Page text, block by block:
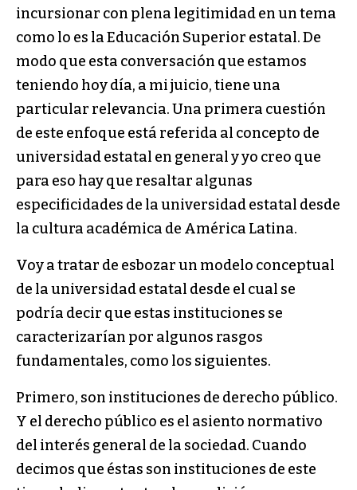
incursionar con plena legitimidad en un tema
como lo es la Educación Superior estatal. De
modo que esta conversación que estamos
teniendo hoy día, a mi juicio, tiene una
particular relevancia. Una primera cuestión
de este enfoque está referida al concepto de
universidad estatal en general y yo creo que
para eso hay que resaltar algunas
especificidades de la universidad estatal desde
la cultura académica de América Latina.
Voy a tratar de esbozar un modelo conceptual
de la universidad estatal desde el cual se
podría decir que estas instituciones se
caracterizarían por algunos rasgos
fundamentales, como los siguientes.
Primero, son instituciones de derecho público.
Y el derecho público es el asiento normativo
del interés general de la sociedad. Cuando
decimos que éstas son instituciones de este